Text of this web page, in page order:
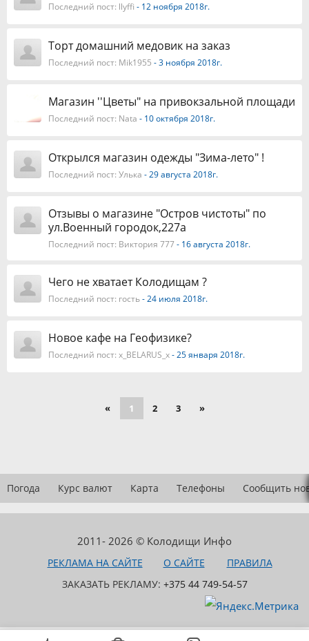
Последний пост: llyffi - 12 ноября 2018г.
Торт домашний медовик на заказ
Последний пост: Mik1955 - 3 ноября 2018г.
Магазин ''Цветы" на привокзальной площади
Последний пост: Nata - 10 октября 2018г.
Открылся магазин одежды "Зима-лето" !
Последний пост: Улька - 29 августа 2018г.
Отзывы о магазине "Остров чистоты" по
ул.Военный городок,227а
Последний пост: Виктория 777- 16 августа 2018г.
Чего не хватает Колодищам ?
Последний пост: гость- 24 июля 2018г.
Новое кафе на Геофизике?
Последний пост: x_BELARUS_x- 25 января 2018г.
« 1 2 3 »
Погода Курс валют Карта Телефоны Сообщить
2011- 2026 © Колодищи Инфо
РЕКЛАМА НА САЙТЕ О САЙТЕ
ПРАВИЛА
ЗАКАЗАТЬ РЕКЛАМУ: +375 44 749-54-57